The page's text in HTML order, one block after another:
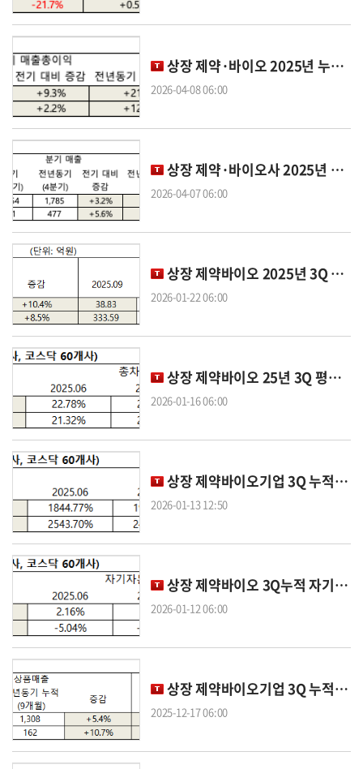
상장 제약·바이오 2025년 누적 평균 매출총이익 코스피 3338억·코스닥 1020억
2026-04-08 06:00
상장 제약·바이오사 2025년 평균 매출… 코스피 7487억원, 코스닥 1990억원 기록
2026-04-07 06:00
상장 제약바이오 2025년 3Q 평균 이자비용 · 이자보상배율…전년비 '증가'
2026-01-22 06:00
상장 제약바이오 25년 3Q 평균 총차입금의존도 코스피 21.13%, 코스닥 21.84%...코스피>코스닥
2026-01-16 06:00
상장 제약바이오기업 3Q 누적 평균 유보율… 코스피 2081.02‰, 코스닥 2599.89%
2026-01-13 12:50
상장 제약바이오 3Q누적 자기자본이익률 평균 코스피 2.97%, 코스닥 -13.66%
2026-01-12 06:00
상장 제약바이오기업 3Q 누적 평균 상품매출...코스피 5.4%, 코스닥 10.7%↑
2025-12-17 06:00